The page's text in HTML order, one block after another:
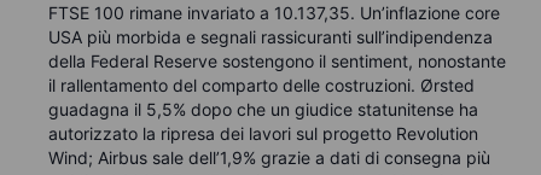
FTSE 100 rimane invariato a 10.137,35. Un’inflazione core
USA più morbida e segnali rassicuranti sull’indipendenza
della Federal Reserve sostengono il sentiment, nonostante
il rallentamento del comparto delle costruzioni. Ørsted
guadagna il 5,5% dopo che un giudice statunitense ha
autorizzato la ripresa dei lavori sul progetto Revolution
Wind; Airbus sale dell’1,9% grazie a dati di consegna più